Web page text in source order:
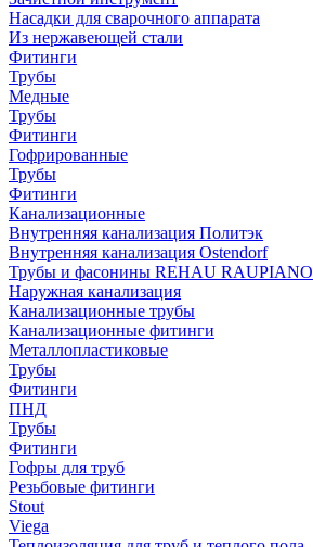
Насадки для сварочного аппарата
Из нержавеющей стали
Фитинги
Трубы
Медные
Трубы
Фитинги
Гофрированные
Трубы
Фитинги
Канализационные
Внутренняя канализация Политэк
Внутренняя канализация Ostendorf
Трубы и фасонины REHAU RAUPIANO
Наружная канализация
Канализационные трубы
Канализационные фитинги
Металлопластиковые
Трубы
Фитинги
ПНД
Трубы
Фитинги
Гофры для труб
Резьбовые фитинги
Stout
Viega